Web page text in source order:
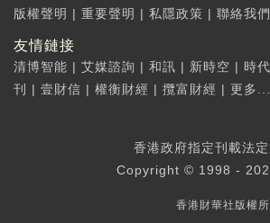
版權聲明 | 重要聲明 | 私隱政策 | 聯絡我們
友情鏈接
清博智能 | 艾媒諮詢 | 和訊 | 新時空 | 時
刊
| 壹財信 | 權衡財經 | 攬富財經 | 更多...
香港政府指定刊載法
Copyright © 1998 -
香港財華社版權